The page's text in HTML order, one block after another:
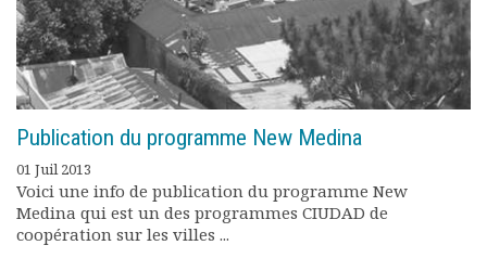
développement
Kiosk
Ressources
Nos actions
Podcast-AdP
Dîners débats
Journées d’études
Concours vidéo
Matinales
Nos partenaires
Publication du programme New Medina
01 Juil 2013
Voici une info de publication du programme New
Medina qui est un des programmes CIUDAD de
coopération sur les villes ...